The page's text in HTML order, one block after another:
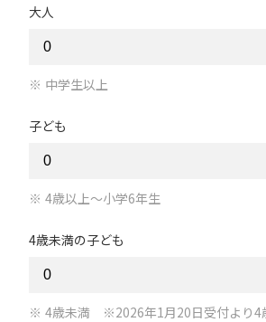
大人
中学生以上
子ども
4歳以上～小学6年生
4歳未満の子ども
4歳未満 ※2026年1月20日受付より4